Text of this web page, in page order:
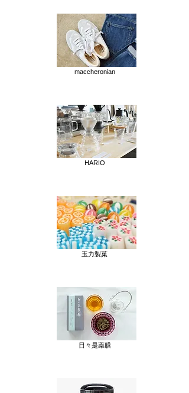
maccheronian
HARIO
玉力製菓
日々是薬膳